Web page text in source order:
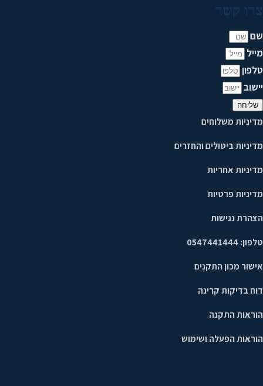
צרו קשר
שם
מייל
טלפון
יישוב
שליחה
מדיניות משלוחים
מדיניות ביטולים והחזרים
מדיניות אחריות
מדיניות פרטיות
הצהרת נגישות
טלפון: 0547441444
אישור מכון התקנים
דוח בדיקות קרינה
הוראות התקנה
הוראות הפעלה ושימוש